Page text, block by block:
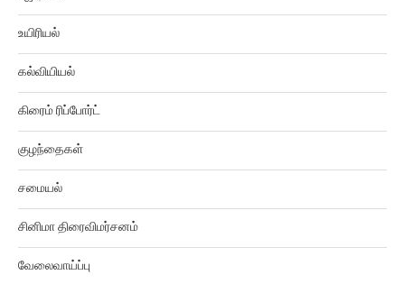
உயிரியல்
கல்வியியல்
கிரைம் ரிப்போர்ட்
குழந்தைகள்
சமையல்
சினிமா திரைவிமர்சனம்
வேலைவாய்ப்பு